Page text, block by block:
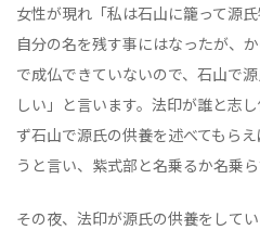
女性が現れ「私は石山に籠って源
自分の名を残す事にはなったが、
で成仏できていないので、石山で
しい」と言います。法印が誰と志
ず石山で源氏の供養を述べてもら
うと言い、紫式部と名乗るか名乗
その夜、法印が源氏の供養をして